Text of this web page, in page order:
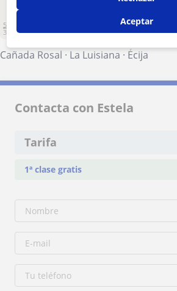
5 km
3 mi
Leaflet|
Cañada Rosal · La Luisiana · Écija
Contacta con Estela
Tarifa
1ª clase gratis
Aceptar